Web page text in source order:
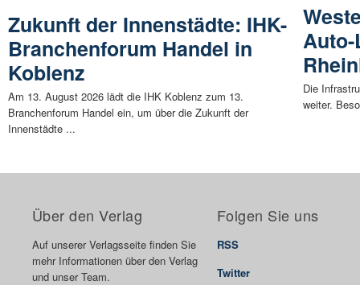
Zukunft der Innenstädte: IHK-
Branchenforum Handel in
Koblenz
Am 13. August 2026 lädt die IHK Koblenz zum 13.
Branchenforum Handel ein, um über die Zukunft der
Innenstädte ...
Die
weiter.
Über den Verlag
Auf unserer Verlagsseite finden Sie
mehr Informationen über den Verlag
und unser Team.
Folgen Sie uns
RSS
Twitter